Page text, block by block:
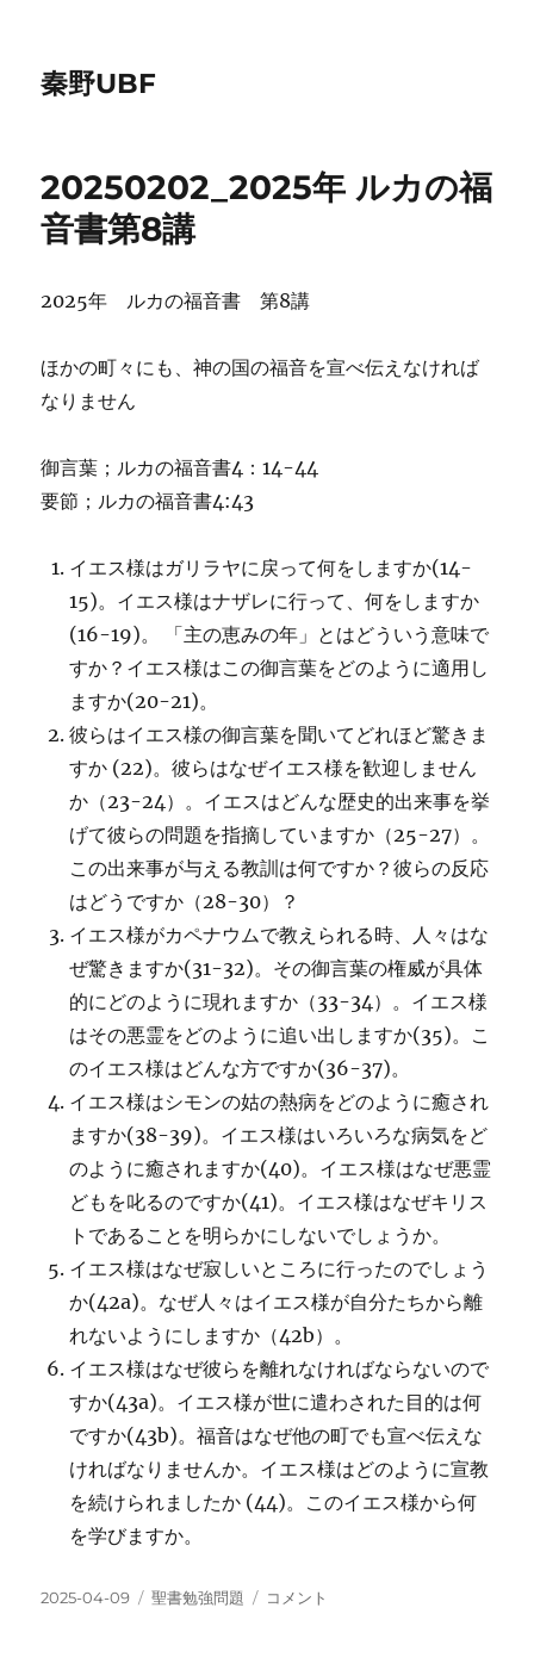
秦野UBF
20250202_2025年 ルカの福
音書第8講
2025年 ルカの福音書 第8講
ほかの町々にも、神の国の福音を宣べ伝えなければ
なりません
御言葉；ルカの福音書4：14-44
要節；ルカの福音書4:43
イエス様はガリラヤに戻って何をしますか(14-
15)。イエス様はナザレに行って、何をしますか
(16-19)。 「主の恵みの年」とはどういう意味で
すか？イエス様はこの御言葉をどのように適用し
ますか(20-21)。
彼らはイエス様の御言葉を聞いてどれほど驚きま
すか (22)。彼らはなぜイエス様を歓迎しません
か（23-24）。イエスはどんな歴史的出来事を挙
げて彼らの問題を指摘していますか（25-27）。
この出来事が与える教訓は何ですか？彼らの反応
はどうですか（28-30）？
イエス様がカペナウムで教えられる時、人々はな
ぜ驚きますか(31-32)。その御言葉の権威が具体
的にどのように現れますか（33-34）。イエス様
はその悪霊をどのように追い出しますか(35)。こ
のイエス様はどんな方ですか(36-37)。
イエス様はシモンの姑の熱病をどのように癒され
ますか(38-39)。イエス様はいろいろな病気をど
のように癒されますか(40)。イエス様はなぜ悪霊
どもを叱るのですか(41)。イエス様はなぜキリス
トであることを明らかにしないでしょうか。
イエス様はなぜ寂しいところに行ったのでしょう
か(42a)。なぜ人々はイエス様が自分たちから離
れないようにしますか（42b）。
イエス様はなぜ彼らを離れなければならないので
すか(43a)。イエス様が世に遣わされた目的は何
ですか(43b)。福音はなぜ他の町でも宣べ伝えな
ければなりませんか。イエス様はどのように宣教
を続けられましたか (44)。このイエス様から何
を学びますか。
投
2025-04-09
カ
聖書勉強問題
20250202_2025
コメント